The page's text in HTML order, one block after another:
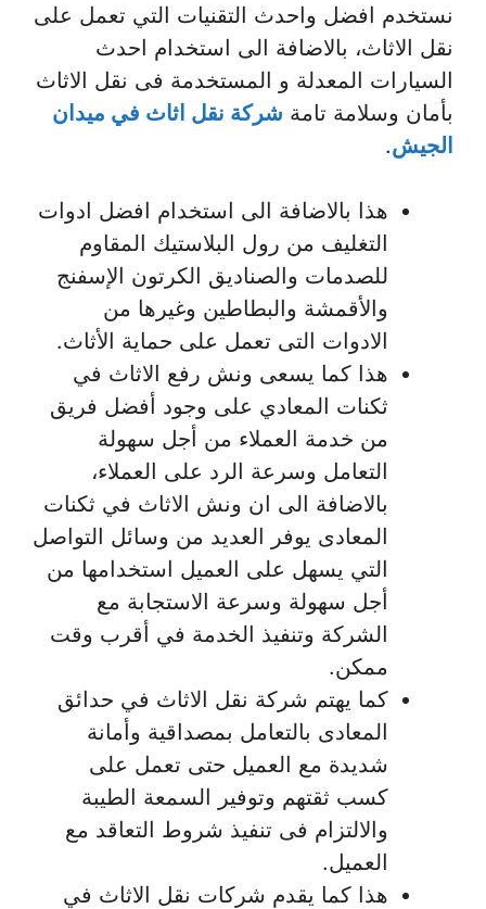
نستخدم افضل واحدث التقنيات التي تعمل على
نقل الاثاث، بالاضافة الى استخدام احدث
السيارات المعدلة و المستخدمة فى نقل الاثاث
بأمان وسلامة تامة شركة نقل اثاث في ميدان
الجيش.
هذا بالاضافة الى استخدام افضل ادوات
التغليف من رول البلاستيك المقاوم
للصدمات والصناديق الكرتون الإسفنج
والأقمشة والبطاطين وغيرها من
الادوات التى تعمل على حماية الأثاث.
هذا كما يسعى ونش رفع الاثاث في
ثكنات المعادي على وجود أفضل فريق
من خدمة العملاء من أجل سهولة
التعامل وسرعة الرد على العملاء،
بالاضافة الى ان ونش الاثاث في ثكنات
المعادى يوفر العديد من وسائل التواصل
التي يسهل على العميل استخدامها من
أجل سهولة وسرعة الاستجابة مع
الشركة وتنفيذ الخدمة في أقرب وقت
ممكن.
كما يهتم شركة نقل الاثاث في حدائق
المعادى بالتعامل بمصداقية وأمانة
شديدة مع العميل حتى تعمل على
كسب ثقتهم وتوفير السمعة الطيبة
والالتزام فى تنفيذ شروط التعاقد مع
العميل.
هذا كما يقدم شركات نقل الاثاث في